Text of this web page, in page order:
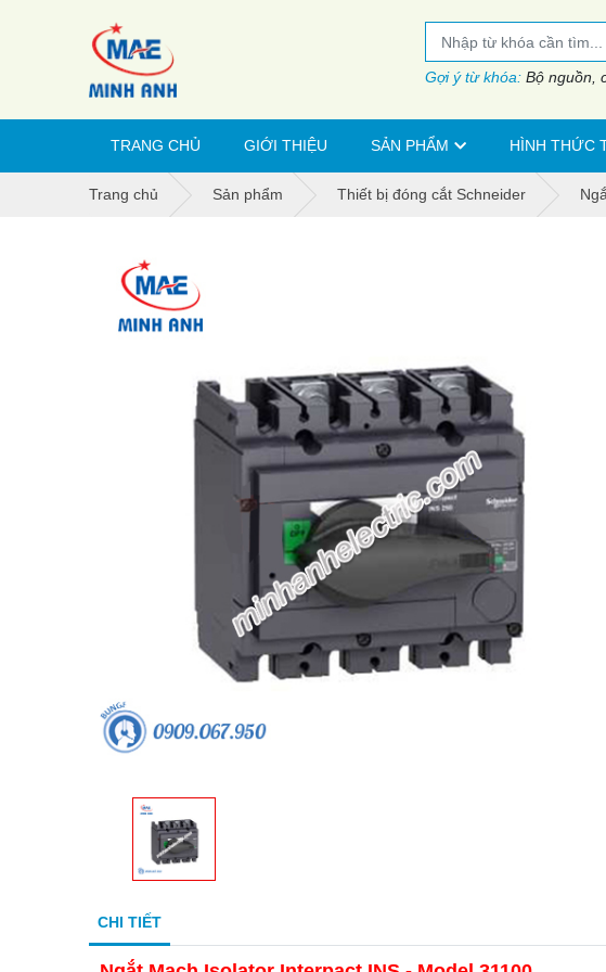
Gợi ý từ khóa: Bộ nguồn,
TRANG CHỦ GIỚI THIỆU SẢN PHẨM HÌNH THỨC
Trang chủ Sản phẩm Thiết bị đóng cắt Schneider
CHI TIẾT